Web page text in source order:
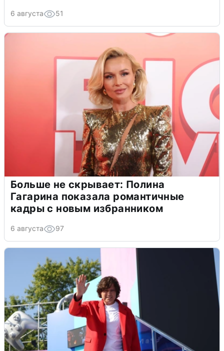
6 августа 51
Больше не скрывает: Полина
Гагарина показала романтичные
кадры с новым избранником
6 августа 97